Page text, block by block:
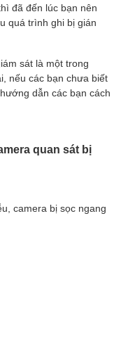
đã đến lúc bạn nên
quá trình ghi bị gián
sát là một trong
nếu các bạn chưa biết
dẫn các bạn cách
quan sát bị